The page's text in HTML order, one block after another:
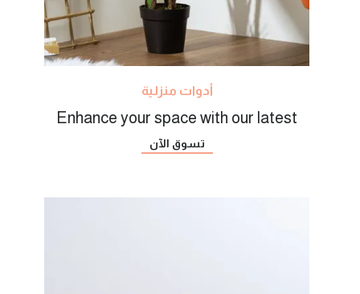
أدوات منزلية
Enhance your space with our latest
تسوق الآن